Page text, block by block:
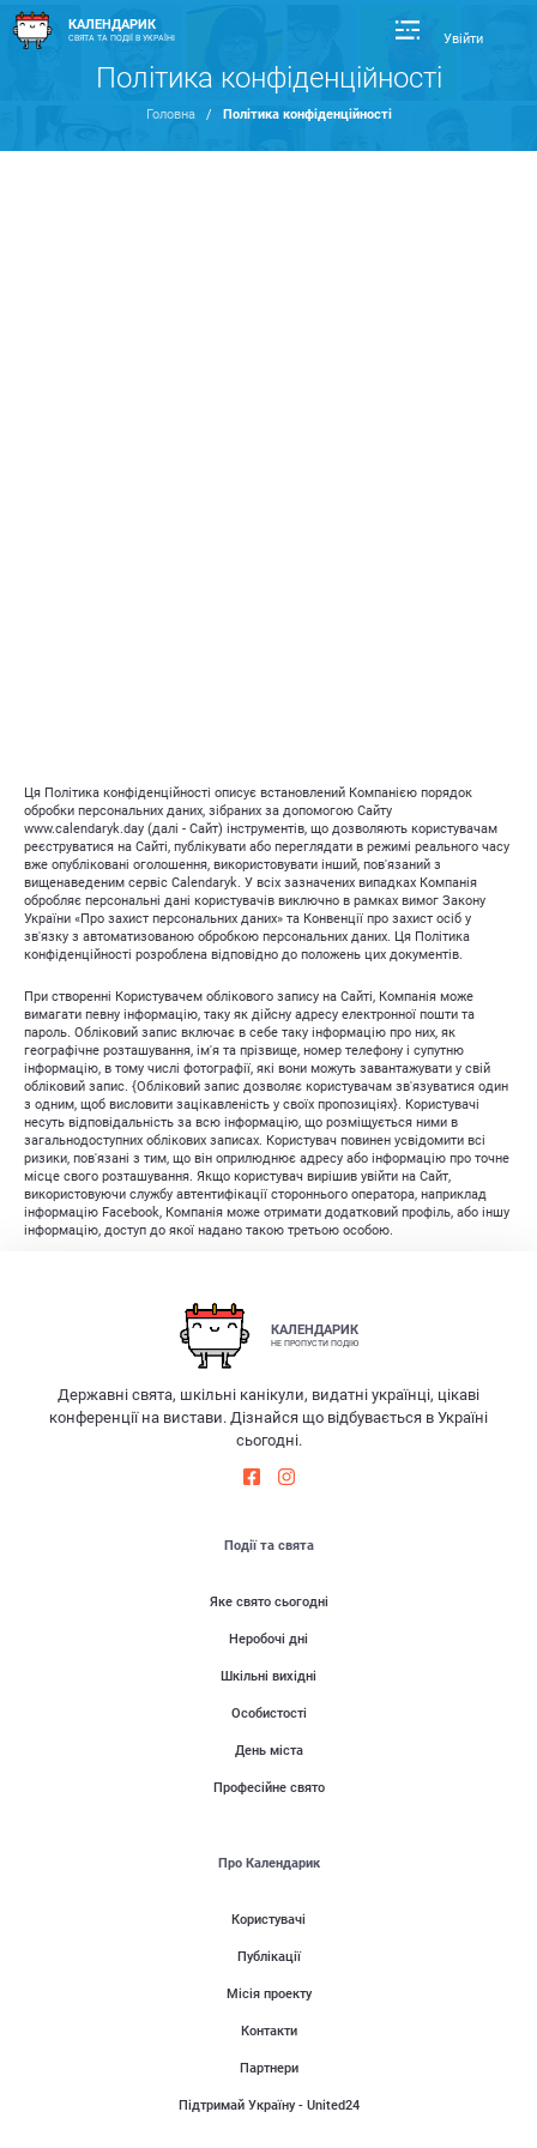
КАЛЕНДАРИК
СВЯТА ТА ПОДІЇ В УКРАЇНІ Увійти
Політика конфіденційності
Головна / Політика конфіденційності
Ця Політика конфіденційності описує встановлений Компанією порядок
обробки персональних даних, зібраних за допомогою Сайту
www.calendaryk.day (далі - Сайт) інструментів, що дозволяють користувачам
реєструватися на Сайті, публікувати або переглядати в режимі реального часу
вже опубліковані оголошення, використовувати інший, пов'язаний з
вищенаведеним сервіс Calendaryk. У всіх зазначених випадках Компанія
обробляє персональні дані користувачів виключно в рамках вимог Закону
України «Про захист персональних даних» та Конвенції про захист осіб у
зв'язку з автоматизованою обробкою персональних даних. Ця Політика
конфіденційності розроблена відповідно до положень цих документів.
При створенні Користувачем облікового запису на Сайті, Компанія може
вимагати певну інформацію, таку як дійсну адресу електронної пошти та
пароль. Обліковий запис включає в себе таку інформацію про них, як
географічне розташування, ім'я та прізвище, номер телефону і супутню
інформацію, в тому числі фотографії, які вони можуть завантажувати у свій
обліковий запис. {Обліковий запис дозволяє користувачам зв'язуватися один
з одним, щоб висловити зацікавленість у своїх пропозиціях}. Користувачі
несуть відповідальність за всю інформацію, що розміщується ними в
загальнодоступних облікових записах. Користувач повинен усвідомити всі
ризики, пов'язані з тим, що він оприлюднює адресу або інформацію про точне
місце свого розташування. Якщо користувач вирішив увійти на Сайт,
використовуючи службу автентифікації стороннього оператора, наприклад
інформацію Facebook, Компанія може отримати додатковий профіль, або іншу
інформацію, доступ до якої надано такою третьою особою.
КАЛЕНДАРИК
НЕ ПРОПУСТИ ПОДІЮ
Державні свята, шкільні канікули, видатні українці, цікаві
конференції на вистави. Дізнайся що відбувається в Україні
сьогодні.
Події та свята
Яке свято сьогодні
Неробочі дні
Шкільні вихідні
Особистості
День міста
Професійне свято
Про Календарик
Користувачі
Публікації
Місія проекту
Контакти
Партнери
Підтримай Україну - United24